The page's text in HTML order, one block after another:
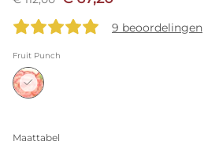
9 beoordelingen
Fruit Punch
Maattabel